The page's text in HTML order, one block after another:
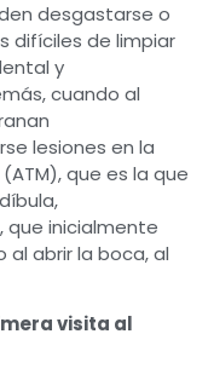
desgastarse o
difíciles de limpiar
y
cuando al
lesiones en la
que es la que
que inicialmente
al abrir la boca, al
visita al